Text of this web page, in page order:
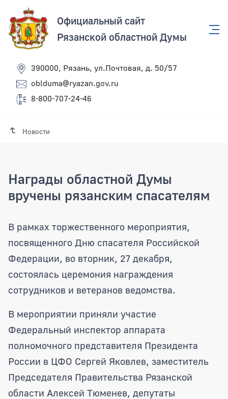
Официальный сайт
Рязанской областной Думы
390000, Рязань, ул.Почтовая, д. 50/57
oblduma@ryazan.gov.ru
8-800-707-24-46
Новости
Награды областной Думы
вручены рязанским спасателям
Награды областной Думы вручены
В рамках торжественного мероприятия,
посвященного Дню спасателя Российской
Федерации, во вторник, 27 декабря,
состоялась церемония награждения
сотрудников и ветеранов ведомства.
В мероприятии приняли участие
Федеральный инспектор аппарата
полномочного представителя Президента
России в ЦФО Сергей Яковлев, заместитель
Председателя Правительства Рязанской
области Алексей Тюменев, депутаты